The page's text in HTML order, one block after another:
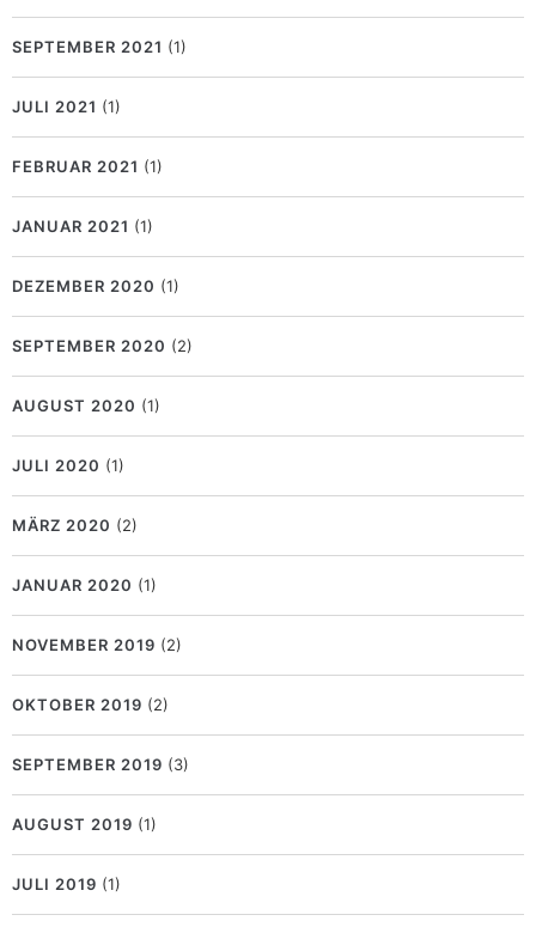
SEPTEMBER 2021 (1)
JULI 2021 (1)
FEBRUAR 2021 (1)
JANUAR 2021 (1)
DEZEMBER 2020 (1)
SEPTEMBER 2020 (2)
AUGUST 2020 (1)
JULI 2020 (1)
MÄRZ 2020 (2)
JANUAR 2020 (1)
NOVEMBER 2019 (2)
OKTOBER 2019 (2)
SEPTEMBER 2019 (3)
AUGUST 2019 (1)
JULI 2019 (1)